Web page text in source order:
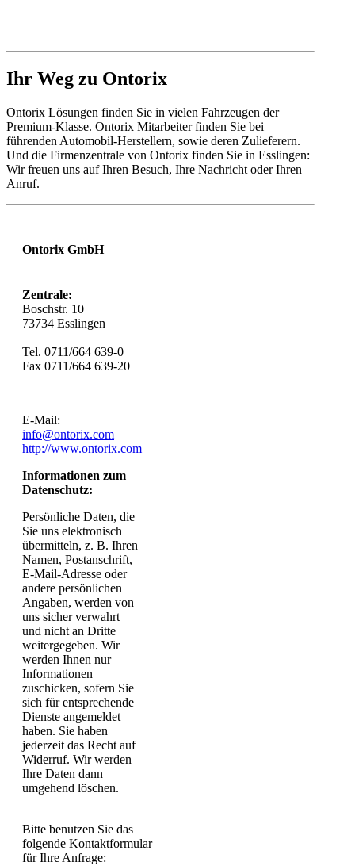
Ihr Weg zu Ontorix
Ontorix Lösungen finden Sie in vielen Fahrzeugen der
Premium-Klasse. Ontorix Mitarbeiter finden Sie bei
führenden Automobil-Herstellern, sowie deren Zulieferern.
Und die Firmenzentrale von Ontorix finden Sie in Esslingen:
Wir freuen uns auf Ihren Besuch, Ihre Nachricht oder Ihren
Anruf.
Ontorix GmbH
Zentrale:
Boschstr. 10
73734 Esslingen
Tel. 0711/664 639-0
Fax 0711/664 639-20
E-Mail:
info@ontorix.com
http://www.ontorix.com
Informationen zum
Datenschutz:
Persönliche Daten, die
Sie uns elektronisch
übermitteln, z. B. Ihren
Namen, Postanschrift,
E-Mail-Adresse oder
andere persönlichen
Angaben, werden von
uns sicher verwahrt
und nicht an Dritte
weitergegeben. Wir
werden Ihnen nur
Informationen
zuschicken, sofern Sie
sich für entsprechende
Dienste angemeldet
haben. Sie haben
jederzeit das Recht auf
Widerruf. Wir werden
Ihre Daten dann
umgehend löschen.
Bitte benutzen Sie das
folgende Kontaktformular
für Ihre Anfrage: